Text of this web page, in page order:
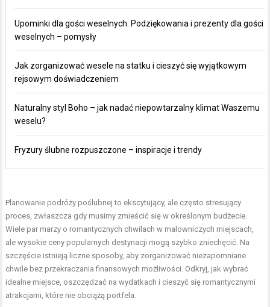
Upominki dla gości weselnych. Podziękowania i prezenty dla gości
weselnych – pomysły
Jak zorganizować wesele na statku i cieszyć się wyjątkowym
rejsowym doświadczeniem
Naturalny styl Boho – jak nadać niepowtarzalny klimat Waszemu
weselu?
Fryzury ślubne rozpuszczone – inspiracje i trendy
Planowanie podróży poślubnej to ekscytujący, ale często stresujący
proces, zwłaszcza gdy musimy zmieścić się w określonym budżecie.
Wiele par marzy o romantycznych chwilach w malowniczych miejscach,
ale wysokie ceny popularnych destynacji mogą szybko zniechęcić. Na
szczęście istnieją liczne sposoby, aby zorganizować niezapomniane
chwile bez przekraczania finansowych możliwości. Odkryj, jak wybrać
idealne miejsce, oszczędzać na wydatkach i cieszyć się romantycznymi
atrakcjami, które nie obciążą portfela.